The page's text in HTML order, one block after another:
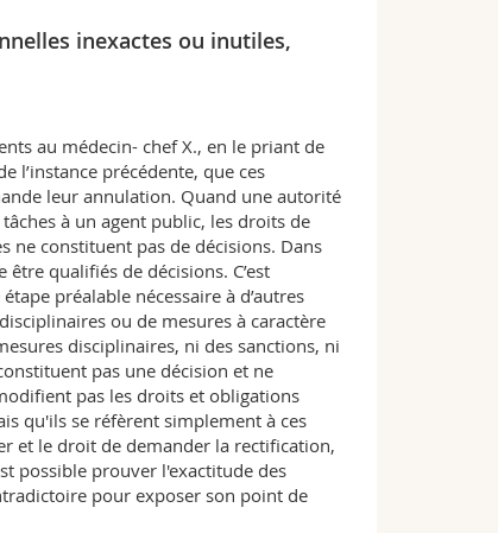
inexactes ou inutiles,
au médecin- chef X., en le priant de
l’instance précédente, que ces
leur annulation. Quand une autorité
à un agent public, les droits de
ne constituent pas de décisions. Dans
qualifiés de décisions. C’est
préalable nécessaire à d’autres
ou de mesures à caractère
disciplinaires, ni des sanctions, ni
pas une décision et ne
pas les droits et obligations
qu'ils se réfèrent simplement à ces
et le droit de demander la rectification,
possible prouver l'exactitude des
pour exposer son point de